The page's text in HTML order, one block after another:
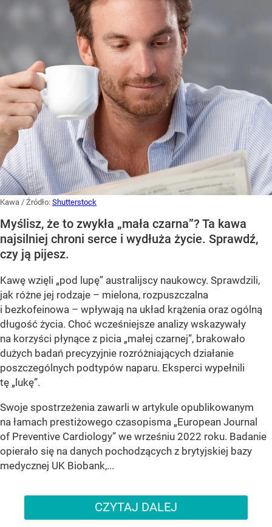
Kawa / Źródło: Shutterstock
Myślisz, że to zwykła „mała czarna”? Ta kawa
najsilniej chroni serce i wydłuża życie. Sprawdź,
czy ją pijesz.
Kawę wzięli „pod lupę” australijscy naukowcy. Sprawdzili,
jak różne jej rodzaje – mielona, rozpuszczalna
i bezkofeinowa – wpływają na układ krążenia oraz ogólną
długość życia. Choć wcześniejsze analizy wskazywały
na korzyści płynące z picia „małej czarnej”, brakowało
dużych badań precyzyjnie rozróżniających działanie
poszczególnych podtypów naparu. Eksperci wypełnili
tę „lukę”.
Swoje spostrzeżenia zawarli w artykule opublikowanym
na łamach prestiżowego czasopisma „European Journal
of Preventive Cardiology” we wrześniu 2022 roku. Badanie
opierało się na danych pochodzących z brytyjskiej bazy
medycznej UK Biobank,...
CZYTAJ DALEJ